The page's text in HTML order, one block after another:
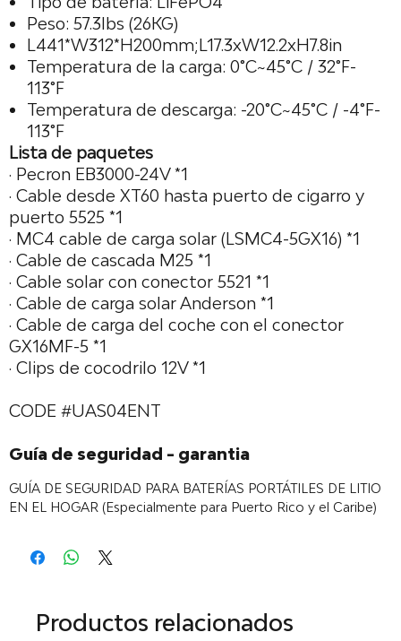
Peso: 57.3lbs (26KG)
L441*W312*H200mm;L17.3xW12.2xH7.8in
Temperatura de la carga: 0°C~45°C / 32°F-
113°F
Temperatura de descarga: -20°C~45°C / -4°F-
113°F
Lista de paquetes
· Pecron EB3000-24V *1
· Cable desde XT60 hasta puerto de cigarro y
puerto 5525 *1
· MC4 cable de carga solar (LSMC4-5GX16) *1
· Cable de cascada M25 *1
· Cable solar con conector 5521 *1
· Cable de carga solar Anderson *1
· Cable de carga del coche con el conector
GX16MF-5 *1
· Clips de cocodrilo 12V *1
CODE #UAS04ENT
Guía de seguridad - garantia
GUÍA DE SEGURIDAD PARA BATERÍAS PORTÁTILES DE LITIO
EN EL HOGAR (Especialmente para Puerto Rico y el Caribe)
Productos relacionados